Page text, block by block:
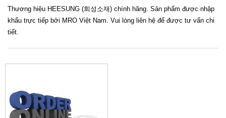
Thương hiệu HEESUNG (희성소재) chính hãng. Sản phẩm được nhập
khẩu trực tiếp bởi MRO Việt Nam. Vui lòng liên hệ để được tư vấn chi
tiết.